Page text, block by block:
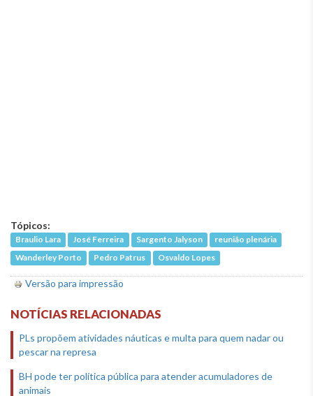
Tópicos:
Braulio Lara José Ferreira Sargento Jalyson
reunião plenária
Wanderley Porto
Pedro Patrus Osvaldo Lopes
Versão para impressão
NOTÍCIAS RELACIONADAS
PLs propõem atividades náuticas e multa para quem nadar ou
pescar na represa
BH pode ter política pública para atender acumuladores de
animais